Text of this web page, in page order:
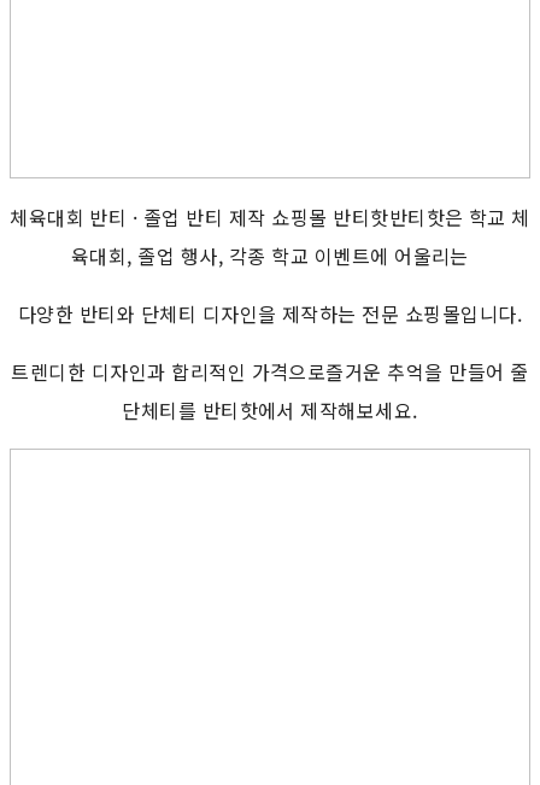
체육대회 반티 · 졸업 반티 제작 쇼핑몰 반티핫반티핫은 학교 체
육대회, 졸업 행사, 각종 학교 이벤트에 어울리는
다양한 반티와 단체티 디자인을 제작하는 전문 쇼핑몰입니다.
트렌디한 디자인과 합리적인 가격으로즐거운 추억을 만들어 줄
단체티를 반티핫에서 제작해보세요.